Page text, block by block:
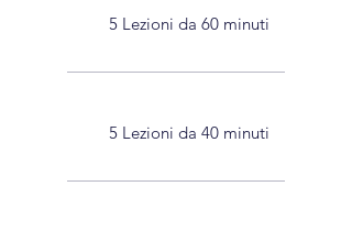
5 Lezioni da 60 minuti
5 Lezioni da 40 minuti